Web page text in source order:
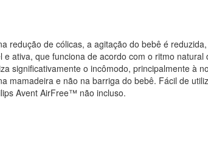
redução de cólicas, a agitação do bebê é
ativa, que funciona de acordo com o ritmo
significativamente o incômodo, principalmente à
e não na barriga do bebê. Fácil de
Avent AirFree™ não incluso.